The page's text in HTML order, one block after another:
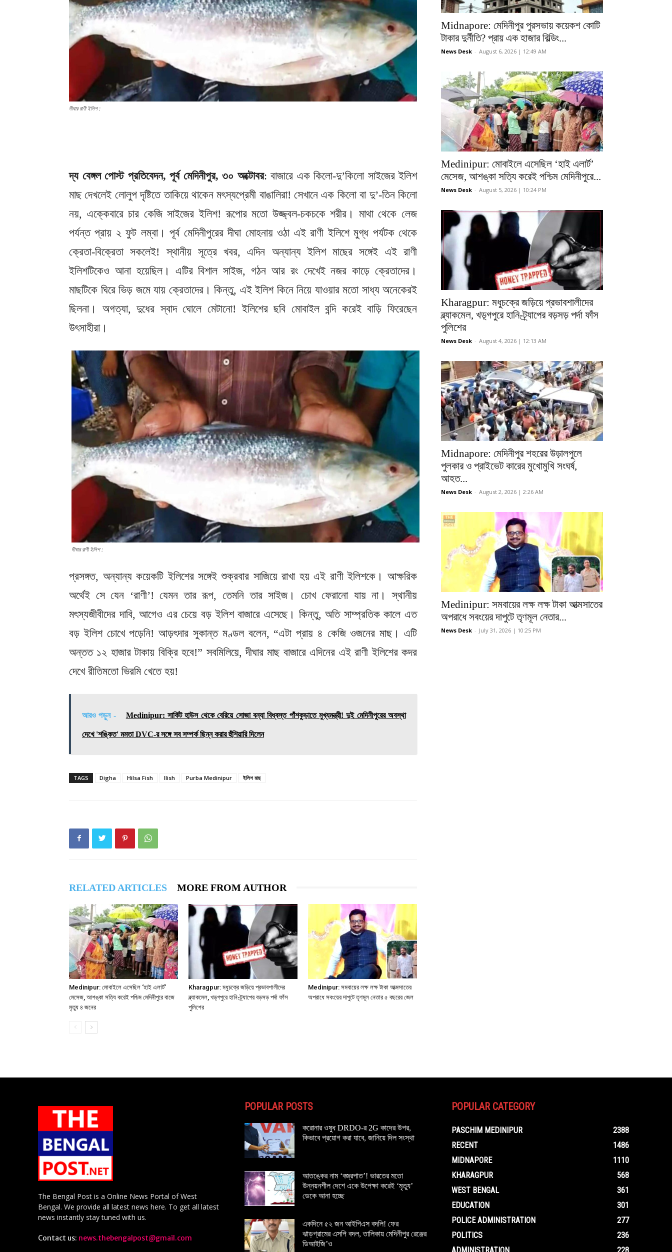
দীঘার রাণী ইলিশ :
দ্য বেঙ্গল পোস্ট প্রতিবেদন, পূর্ব মেদিনীপুর, ৩০ অক্টোবর: বাজারে এক কিলো-দু’কিলো সাইজের ইলিশ
মাছ দেখলেই লোলুপ দৃষ্টিতে তাকিয়ে থাকেন মৎস্যপ্রেমী বাঙালিরা! সেখানে এক কিলো বা দু’-তিন কিলো
নয়, এক্কেবারে চার কেজি সাইজের ইলিশ! রূপোর মতো উজ্জ্বল-চকচকে শরীর। মাথা থেকে লেজ
পর্যন্ত প্রায় ২ ফুট লম্বা। পূর্ব মেদিনীপুরের দীঘা মোহনায় ওঠা এই রাণী ইলিশে মুগ্ধ পর্যটক থেকে
ক্রেতা-বিক্রেতা সকলেই! স্থানীয় সূত্রে খবর, এদিন অন্যান্য ইলিশ মাছের সঙ্গেই এই রাণী
ইলিশটিকেও আনা হয়েছিল। এটির বিশাল সাইজ, গঠন আর রং দেখেই নজর কাড়ে ক্রেতাদের।
মাছটিকে ঘিরে ভিড় জমে যায় ক্রেতাদের। কিন্তু, এই ইলিশ কিনে নিয়ে যাওয়ার মতো সাধ্য অনেকেরই
ছিলনা। অগত্যা, দুধের স্বাদ ঘোলে মেটানো! ইলিশের ছবি মোবাইল বন্দি করেই বাড়ি ফিরেছেন
উৎসাহীরা।
দীঘার রাণী ইলিশ :
প্রসঙ্গত, অন্যান্য কয়েকটি ইলিশের সঙ্গেই শুক্রবার সাজিয়ে রাখা হয় এই রাণী ইলিশকে। আক্ষরিক
অর্থেই সে যেন ‘রাণী’! যেমন তার রূপ, তেমনি তার সাইজ। চোখ ফেরানো যায় না। স্থানীয়
মৎস্যজীবীদের দাবি, আগেও এর চেয়ে বড় ইলিশ বাজারে এসেছে। কিন্তু, অতি সাম্প্রতিক কালে এত
বড় ইলিশ চোখে পড়েনি! আড়ৎদার সুকান্ত মণ্ডল বলেন, “এটা প্রায় ৪ কেজি ওজনের মাছ। এটি
অন্তত ১২ হাজার টাকায় বিক্রি হবে!” সবমিলিয়ে, দীঘার মাছ বাজারে এদিনের এই রাণী ইলিশের কদর
দেখে রীতিমতো ভিরমি খেতে হয়!
আরও পড়ুন - Medinipur: সার্কিট হাউস থেকে বেরিয়ে সোজা বন্যা বিধ্বস্ত পাঁশকুড়াতে মুখ্যমন্ত্রী! দুই মেদিনীপুরের অবস্থা
দেখে 'শঙ্কিত' মমতা DVC-র সঙ্গে সব সম্পর্ক ছিন্ন করার হুঁশিয়ারি দিলেন
TAGS Digha Hilsa Fish Ilish Purba Medinipur ইলিশ মাছ
RELATED ARTICLES MORE FROM AUTHOR
Medinipur: মোবাইলে এসেছিল ‘হাই এলার্ট’
মেসেজ, আশঙ্কা সত্যি করেই পশ্চিম মেদিনীপুরে বাজে
মৃত্যু ৪ জনের
Kharagpur: মধুচক্রে জড়িয়ে প্রভাবশালীদের
ব্ল্যাকমেল, খড়্গপুরে হানি-ট্র্যাপের বড়সড় পর্দা ফাঁস
পুলিশের
Medinipur: সমবায়ের লক্ষ লক্ষ টাকা আত্মসাতের
অপরাধে সবংয়ের দাপুটে তৃণমূল নেতার ৫ বছরের জেল
Midnapore: মেদিনীপুর পুরসভায় কয়েকশ কোটি
টাকার দুর্নীতি? প্রায় এক হাজার বিল্ডিং...
News Desk - August 6, 2026 | 12:49 AM
Medinipur: মোবাইলে এসেছিল ‘হাই এলার্ট’
মেসেজ, আশঙ্কা সত্যি করেই পশ্চিম মেদিনীপুরে...
News Desk - August 5, 2026 | 10:24 PM
Kharagpur: মধুচক্রে জড়িয়ে প্রভাবশালীদের
ব্ল্যাকমেল, খড়্গপুরে হানি-ট্র্যাপের বড়সড় পর্দা ফাঁস
পুলিশের
News Desk - August 4, 2026 | 12:13 AM
Midnapore: মেদিনীপুর শহরের উড়ালপুলে
পুলকার ও প্রাইভেট কারের মুখোমুখি সংঘর্ষ,
আহত...
News Desk - August 2, 2026 | 2:26 AM
Medinipur: সমবায়ের লক্ষ লক্ষ টাকা আত্মসাতের
অপরাধে সবংয়ের দাপুটে তৃণমূল নেতার...
News Desk - July 31, 2026 | 10:25 PM
The Bengal Post is a Online News Portal of West
Bengal. We provide all latest news here. To get all latest
news instantly stay tuned with us.
Contact us: news.thebengalpost@gmail.com
POPULAR POSTS
করোনার ওষুধ DRDO-র 2G কাদের উপর,
কিভাবে প্রয়োগ করা যাবে, জানিয়ে দিল সংস্থা
আতঙ্কের নাম ‘বজ্রপাত’! ভারতের মতো
উন্নয়নশীল দেশে একে উপেক্ষা করেই ‘মৃত্যু’
ডেকে আনা হচ্ছে
একদিনে ৫২ জন আইপিএস বদলি! ফের
ঝাড়গ্রামের এসপি বদল, তালিকায় মেদিনীপুর রেঞ্জের
ডিআইজি’ও
POPULAR CATEGORY
PASCHIM MEDINIPUR
2388
RECENT
1486
MIDNAPORE
1110
KHARAGPUR
568
WEST BENGAL
361
EDUCATION
301
POLICE ADMINISTRATION
277
POLITICS
236